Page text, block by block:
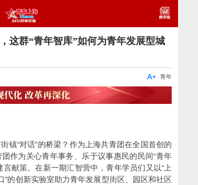
这群“青年智库”如何为青年发展型城
青年

镇“对话”的桥梁？作为上海共青团在全国首创的
作为关心青年事务、乐于议事惠民的民间“青年
献策。在新一期汇智营中，青年学员们又以“上
”的创新实验室助力青年发展型街区、园区和社区